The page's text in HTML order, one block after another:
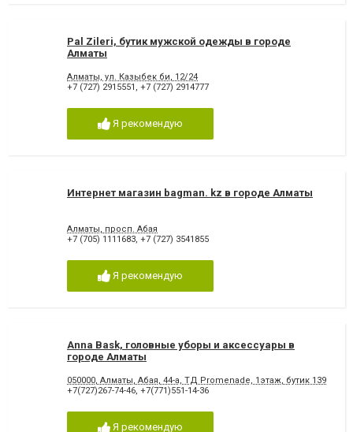
Pal Zileri, бутик мужской одежды в городе
Алматы
Алматы, ул. Казыбек би, 12/24
+7 (727) 2915551 , +7 (727) 2914777
Я рекомендую
Интернет магазин bagman. kz в городе Алматы
Алматы, просп. Абая
+7 (705) 1111683 +7 (727) 3541855
Я рекомендую
Anna Bask, головные уборы и аксессуары в
городе Алматы
050000, Алматы, Абая, 44-а, ТД Promenade, 1этаж, бутик 139
+7(727)267-74-46, +7(771)551-14-36
Я рекомендую